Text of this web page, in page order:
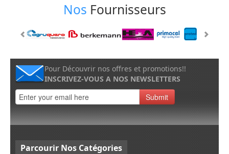
Nos Fournisseurs
Pour Découvrir nos offres et promotions!!
INSCRIVEZ-VOUS A NOS NEWSLETTERS
Submit
Parcourir Nos Catégories